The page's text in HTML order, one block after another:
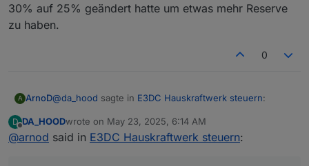
30% auf 25% geändert hatte um etwas mehr Reserve
zu haben.
0
A ArnoD@da_hood sagte in E3DC Hauskraftwerk steuern:
Könntest du denn vielleicht eine "User
D
Offline
DA_HOODwrote on May 23, 2025, 6:14 AM
last edited by
@arnod said in E3DC Hauskraftwerk steuern: